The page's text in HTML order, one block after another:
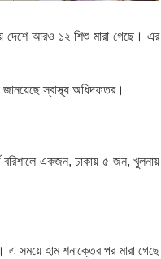
দেশে আরও ১২ শিশু মারা গেছে। এর
স্বাস্থ্য অধিদফতর।
বরিশালে একজন,ঢাকায় ৫ জন,খুলনায়
এ সময়ে হাম শনাক্তের পর মারা গেছে